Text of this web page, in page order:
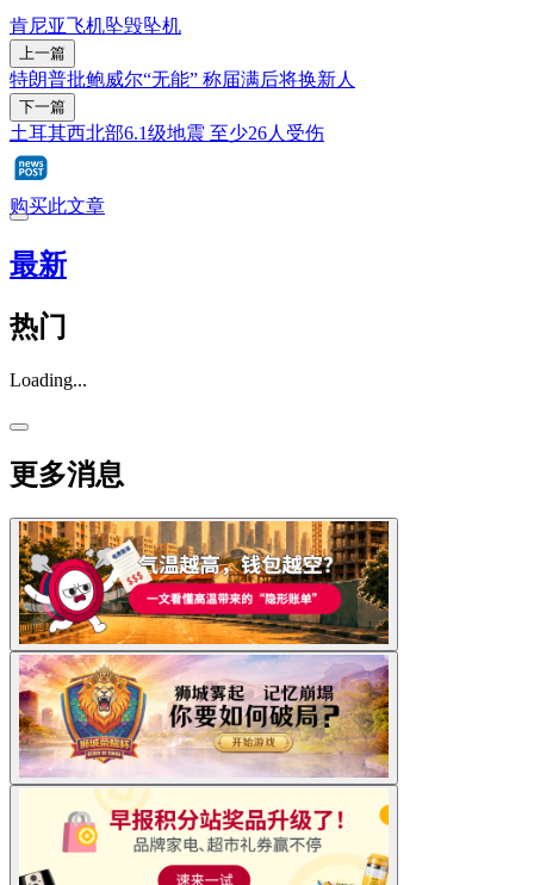
肯尼亚飞机坠毁坠机
上一篇
特朗普批鲍威尔“无能” 称届满后将换新人
下一篇
土耳其西北部6.1级地震 至少26人受伤
购买此文章
最新
热门
Loading...
更多消息